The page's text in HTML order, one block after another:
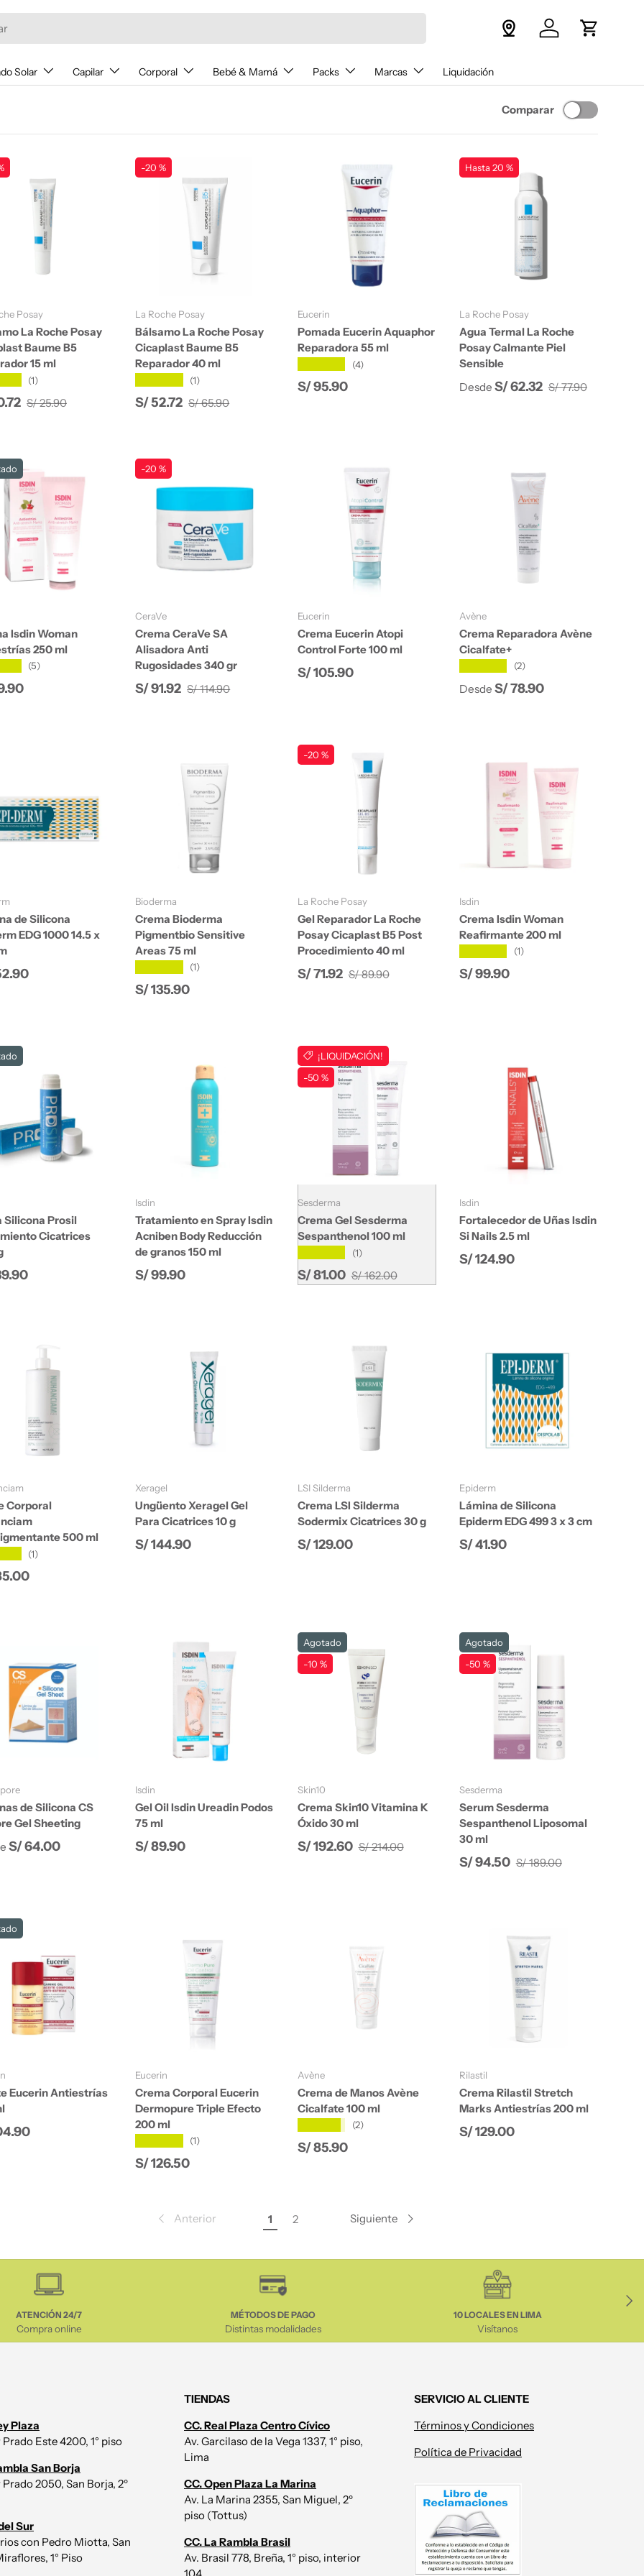
Iniciar sesión
Carrito
Solar Capilar Corporal Bebé & Mamá Packs Marcas Liquidación
Comparar
Posay
La Roche Posay
Baume B5
15 ml
(1)
de venta
Precio normal
S/ 25.90
-20 %
La Roche Posay
Bálsamo La Roche Posay
Cicaplast Baume B5
Reparador 40 ml
(1)
Precio de venta
S/ 52.72 Precio normal
S/ 65.90
Eucerin
Pomada Eucerin Aquaphor
Reparadora 55 ml
(4)
Precio normal
S/ 95.90
Añadir al carrito
Hasta 20 %
La Roche Posay
Agua Termal La Roche
Posay Calmante Piel
Sensible
Precio de venta
Desde S/ 62.32 Precio normal
S/ 77.90
Elegir opciones
Isdin Woman
250 ml
(5)
normal
Añadir al carrito
-20 %
CeraVe
Crema CeraVe SA
Alisadora Anti
Rugosidades 340 gr
Precio de venta
S/ 91.92 Precio normal
S/ 114.90
Eucerin
Crema Eucerin Atopi
Control Forte 100 ml
Precio normal
S/ 105.90
Añadir al carrito
Avène
Crema Reparadora Avène
Cicalfate+
(2)
Precio normal
Desde S/ 78.90
Elegir opciones
de Silicona
EDG 1000 14.5 x
normal
Bioderma
Crema Bioderma
Pigmentbio Sensitive
Areas 75 ml
(1)
Precio normal
S/ 135.90
Añadir al carrito
-20 %
La Roche Posay
Gel Reparador La Roche
Posay Cicaplast B5 Post
Procedimiento 40 ml
Precio de venta
S/ 71.92 Precio normal
S/ 89.90
Isdin
Crema Isdin Woman
Reafirmante 200 ml
(1)
Precio normal
S/ 99.90
Añadir al carrito
Silicona Prosil
Cicatrices
normal
Isdin
Tratamiento en Spray Isdin
Acniben Body Reducción
de granos 150 ml
Precio normal
S/ 99.90
Añadir al carrito
¡LIQUIDACIÓN!
-50 %
Sesderma
Crema Gel Sesderma
Sespanthenol 100 ml
(1)
Precio de venta
S/ 81.00 Precio normal
S/ 162.00
Añadir al carrito
Isdin
Fortalecedor de Uñas Isdin
Si Nails 2.5 ml
Precio normal
S/ 124.90
Añadir al carrito
Corporal
500 ml
(1)
normal
Añadir al carrito
Xeragel
Ungüento Xeragel Gel
Para Cicatrices 10 g
Precio normal
S/ 144.90
LSI Silderma
Crema LSI Silderma
Sodermix Cicatrices 30 g
Precio normal
S/ 129.00
Epiderm
Lámina de Silicona
Epiderm EDG 499 3 x 3 cm
Precio normal
S/ 41.90
de Silicona CS
Gel Sheeting
normal
S/ 64.00
Isdin
Gel Oil Isdin Ureadin Podos
75 ml
Precio normal
S/ 89.90
Añadir al carrito
Agotado
-10 %
Skin10
Crema Skin10 Vitamina K
Óxido 30 ml
Precio de venta
S/ 192.60 Precio normal
S/ 214.00
Añadir al carrito
Agotado
-50 %
Sesderma
Serum Sesderma
Sespanthenol Liposomal
30 ml
Precio de venta
S/ 94.50 Precio normal
S/ 189.00
Añadir al carrito
Eucerin Antiestrías
normal
Eucerin
Crema Corporal Eucerin
Dermopure Triple Efecto
200 ml
(1)
Precio normal
S/ 126.50
Avène
Crema de Manos Avène
Cicalfate 100 ml
(2)
Precio normal
S/ 85.90
Rilastil
Crema Rilastil Stretch
Marks Antiestrías 200 ml
Precio normal
S/ 129.00
Añadir al carrito
Anterior 1 2 Siguiente
ATENCIÓN 24/7
Compra online
MÉTODOS DE PAGO
Distintas modalidades
10 LOCALES EN LIMA
Visítanos
Plaza
Prado Este 4200, 1° piso
San Borja
Prado 2050, San Borja, 2º
Sur
con Pedro Miotta, San
1° Piso
TIENDAS
CC. Real Plaza Centro Cívico
Av. Garcilaso de la Vega 1337, 1° piso,
Lima
CC. Open Plaza La Marina
Av. La Marina 2355, San Miguel, 2º
piso (Tottus)
CC. La Rambla Brasil
Av. Brasil 778, Breña, 1° piso, interior
SERVICIO AL CLIENTE
Términos y Condiciones
Política de Privacidad